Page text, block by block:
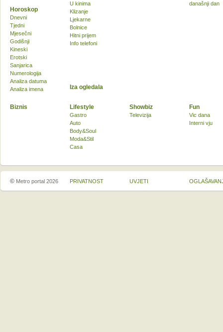
U kinima
Klizanje
Ljekarne
Bolnice
Hitni prijem
Info telefoni
današnji dan
Biznis Lifestyle
Gastro
Auto
Body&Soul
Moda&Stil
Casa
Showbiz
Televizija
Fun
Vic dana
Interni vju
Horoskop
Dnevni
Tjedni
Mjesečni
Godišnji
Kineski
Erotski
Sanjarica
Numerologija
Analiza datuma
Analiza imena
Iza ogledala
© Metro portal 2026 PRIVATNOST UVJETI